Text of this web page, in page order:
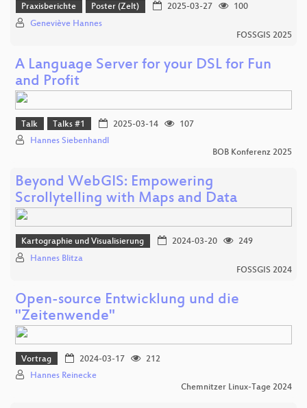
Praxisberichte Poster (Zelt) 2025-03-27
100
Geneviève Hannes
FOSSGIS 2025
A Language Server for your DSL for Fun
and Profit
Talk Talks #1 2025-03-14
107
Hannes Siebenhandl
BOB Konferenz 2025
Beyond WebGIS: Empowering
Scrollytelling with Maps and Data
Kartographie und Visualisierung 2024-03-20
249
Hannes Blitza
FOSSGIS 2024
Open-source Entwicklung und die
"Zeitenwende"
Vortrag 2024-03-17
212
Hannes Reinecke
Chemnitzer Linux-Tage 2024